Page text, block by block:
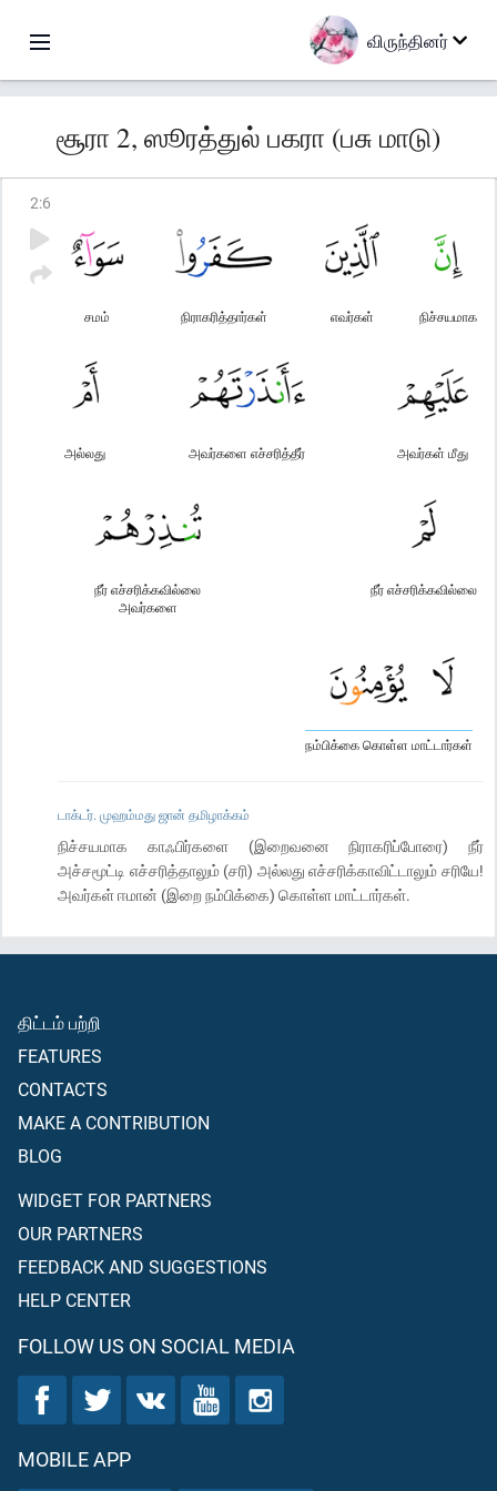
விருந்தினர்
சூரா 2, ஸூரத்துல் பகரா (பசு மாடு)
2:6
நிச்சயமாக
எவர்கள்
நிராகரித்தார்கள்
சமம்
அவர்கள் மீது
அவர்களை எச்சரித்தீர்
அல்லது
நீர் எச்சரிக்கவில்லை
நீர் எச்சரிக்கவில்லை
அவர்களை
நம்பிக்கை கொள்ள மாட்டார்கள்
டாக்டர். முஹம்மது ஜான் தமிழாக்கம்
நிச்சயமாக காஃபிர்களை (இறைவனை நிராகரிப்போரை) நீர்
அச்சமூட்டி எச்சரித்தாலும் (சரி) அல்லது எச்சரிக்காவிட்டாலும் சரியே!
அவர்கள் ஈமான் (இறை நம்பிக்கை) கொள்ள மாட்டார்கள்.
திட்டம் பற்றி
FEATURES
CONTACTS
MAKE A CONTRIBUTION
BLOG
WIDGET FOR PARTNERS
OUR PARTNERS
FEEDBACK AND SUGGESTIONS
HELP CENTER
FOLLOW US ON SOCIAL MEDIA
MOBILE APP